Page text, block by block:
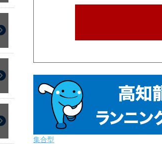
集合型